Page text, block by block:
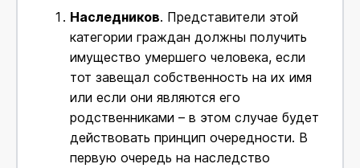
Наследников. Представители этой
категории граждан должны получить
имущество умершего человека, если
тот завещал собственность на их имя
или если они являются его
родственниками – в этом случае будет
действовать принцип очередности. В
первую очередь на наследство